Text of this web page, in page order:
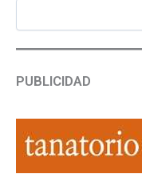
PUBLICIDAD